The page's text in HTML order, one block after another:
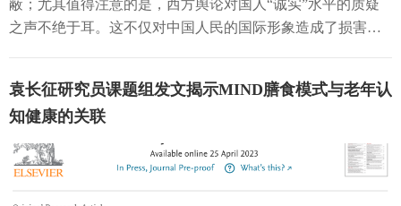
蔽；尤其值得注意的是，西方舆论对国人“诚实”水平的质疑
之声不绝于耳。这不仅对中国人民的国际形象造成了损害，
的衡量问题，并提供基于文化视角的考量。2019年7月20日，
一篇题为Civic honesty around the globe的文章在Science上发
表。在这篇文章中，研究者Cohn等人通过在40个国家的酒
店、警察局、邮局、银行、文化场馆等公共机构的现场实
袁长征研究员课题组发文揭示MIND膳食模式与老年认
知健康的关联